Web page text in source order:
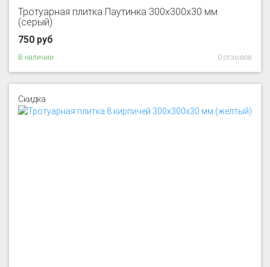
Тротуарная плитка Паутинка 300x300x30 мм
(серый)
750 руб
В наличии 0 отзывов
Скидка